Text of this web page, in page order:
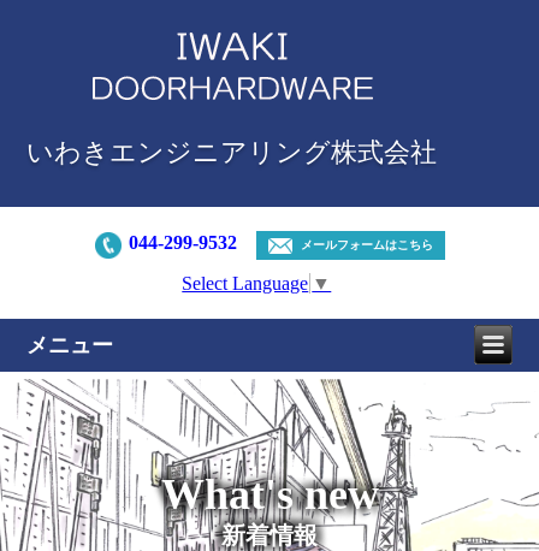
いわきエンジニアリング株式会社
044-299-9532 メールフォームはこちら
Select Language ▼
メニュー
What's new
新着情報